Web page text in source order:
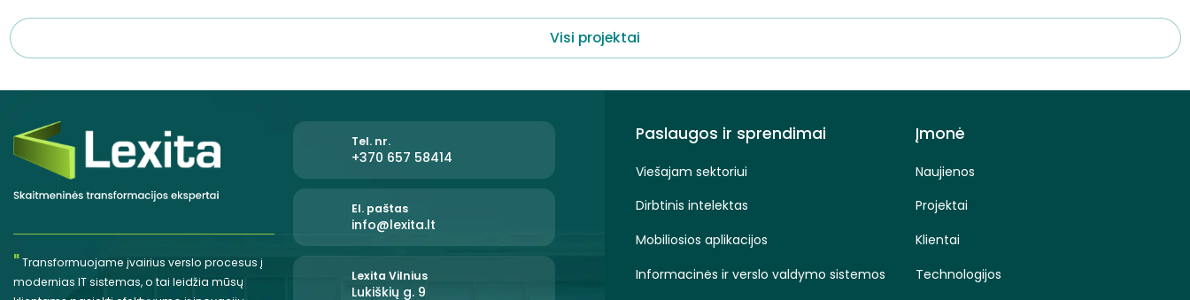
Visi projektai
"Transformuojame įvairius verslo procesus į
modernias IT sistemas, o tai leidžia mūsų
Tel. nr.
+370 657 58414
El. paštas
info@lexita.lt
Lexita Vilnius
Lukiškių g. 9
Paslaugos ir sprendimai
Viešajam sektoriui
Dirbtinis intelektas
Mobiliosios aplikacijos
Informacinės ir verslo valdymo sistemos
Įmonė
Naujienos
Projektai
Klientai
Technologijos